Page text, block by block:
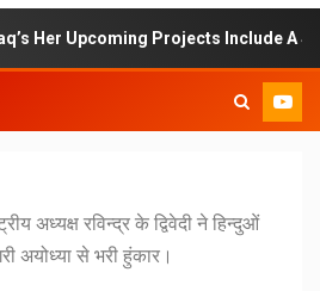
Include A South Indian Film,
अध्यक्ष रविन्द्र के द्विवेदी ने हिन्दुओं
अयोध्या से भरी हुंकार।